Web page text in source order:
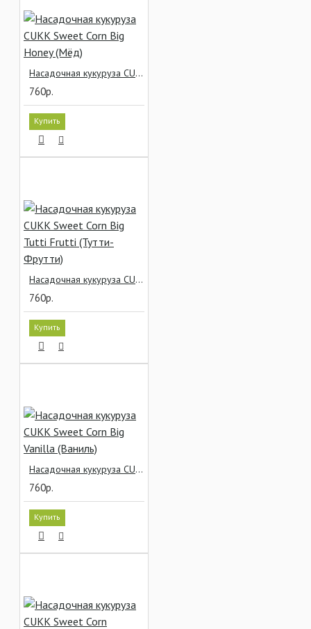
Насадочная кукуруза CUKK Sweet Corn Big Honey (Мёд)
760р.
Купить
Насадочная кукуруза CUKK Sweet Corn Big Tutti Frutti (Тутти-Фрутти)
760р.
Купить
Насадочная кукуруза CUKK Sweet Corn Big Vanilla (Ваниль)
760р.
Купить